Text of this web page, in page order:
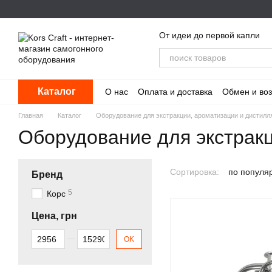
От идеи до первой капли
Каталог О нас Оплата и доставка Обмен и
Главная Каталог Оборудование для экстракции, ароматизации и
Оборудование для
Сортировка: по
Бренд
Корс 5
Цена, грн
От Цена, грн
До Цена, грн OK